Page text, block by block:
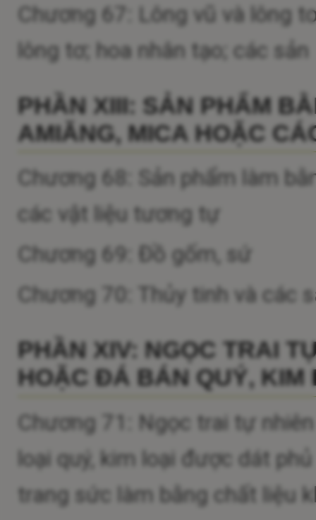
Chương 67: Lông vũ và lông
lông tơ; hoa nhân tạo; các
PHẦN XIII: SẢN PHẨM
AMIĂNG, MICA HOẶC
Chương 68: Sản phẩm làm
các vật liệu tương tự
Chương 69: Đồ gốm, sứ
Chương 70: Thủy tinh và các
PHẦN XIV: NGỌC TRAI
HOẶC ĐÁ BÁN QUÝ,
Chương 71: Ngọc trai tự
loại quý, kim loại được dát
trang sức làm bằng chất liệu